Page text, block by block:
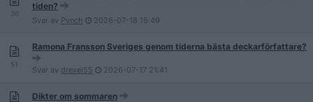
36
tiden?
Svar av Pynch 2026-07-18 15:49
51
Ramona Fransson Sveriges genom tiderna bästa deckarförfattare?
Svar av drexel55 2026-07-17 21:41
Dikter om sommaren